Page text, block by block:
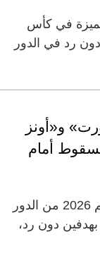
في كأس
دون رد في الدور
و«أونز
أمام
ودّع المنتخب الفرنسي بطولة كأس العالم 2026 من الدور
دون رد،